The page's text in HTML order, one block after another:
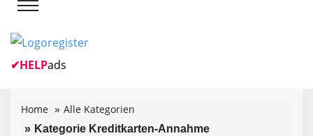
✔HELPads
Home Alle Kategorien
Kategorie Kreditkarten-Annahme